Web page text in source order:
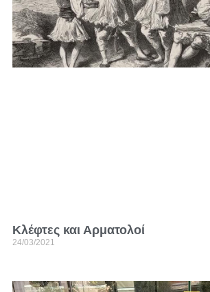
Κλέφτες και Αρματολοί
24/03/2021